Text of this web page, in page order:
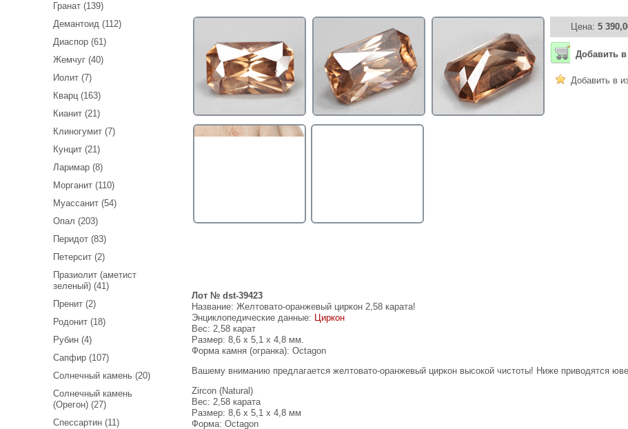
Гранат (139)
Демантоид (112)
Диаспор (61)
Жемчуг (40)
Иолит (7)
Кварц (163)
Кианит (21)
Клиногумит (7)
Кунцит (21)
Ларимар (8)
Морганит (110)
Муассанит (54)
Опал (203)
Перидот (83)
Петерсит (2)
Празиолит (аметист
зеленый) (41)
Пренит (2)
Родонит (18)
Рубин (4)
Сапфир (107)
Солнечный камень (20)
Солнечный камень
(Орегон) (27)
Спессартин (11)
Цена: 5
Добавить
Добавить в
Лот № dst-39423
Название: Желтовато-оранжевый циркон 2,58 карата!
Энциклопедические данные: Циркон
Вес: 2,58 карат
Размер: 8,6 x 5,1 x 4,8 мм.
Форма камня (огранка): Octagon
Вашему вниманию предлагается желтовато-оранжевый циркон высокой чистоты! Ниже приводятся
Zircon (Natural)
Вес: 2,58 карата
Размер: 8,6 х 5,1 х 4,8 мм
Форма: Octagon